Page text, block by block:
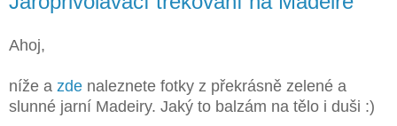
Ahoj,
níže a zde naleznete fotky z překrásně zelené a
slunné jarní Madeiry. Jaký to balzám na tělo i duši :)